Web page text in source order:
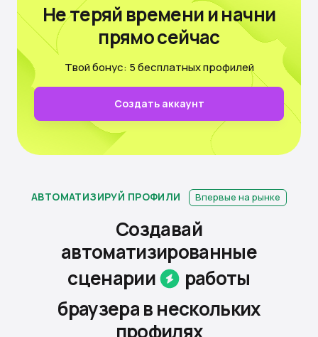
Не теряй времении начни
прямо сейчас
Твой бонус: 5 бесплатных профилей
Создать аккаунт
АВТОМАТИЗИРУЙ ПРОФИЛИ Впервые на рынке
Создавай
автоматизированные
сценарии
работы
браузерав нескольких
профилях